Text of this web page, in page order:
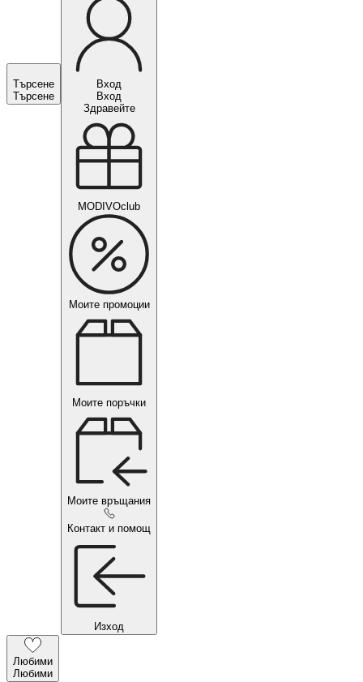
Търсене
Търсене
Вход
Вход
Здравейте
MODIVOclub
Моите промоции
Моите поръчки
Моите връщания
Контакт и помощ
Изход
Любими
Любими